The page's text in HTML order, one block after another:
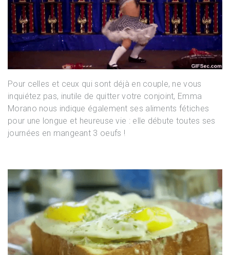
Pour celles et ceux qui sont déjà en couple, ne vous
inquiétez pas, inutile de quitter votre conjoint, Emma
Morano nous indique également ses aliments fétiches
pour une longue et heureuse vie : elle débute toutes ses
journées en mangeant 3 oeufs !